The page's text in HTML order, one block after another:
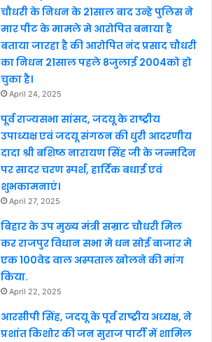
चौधरी के निधन के 21साल बाद उन्हे पुलिस ने
मार पीट के मामले मे आरोपित बनाया है
बताया जारहा है की आरोपित नंद प्रसाद चौधरी
का निधन 21साल पहले 8जुलाई 2004को हो
चुका है।
April 24, 2025
पूर्व राज्यसभा सांसद, जदयू के राष्ट्रीय
उपाध्यक्ष एवं जदयू संगठन की धुरी आदरणीय
दादा श्री बशिष्ठ नारायण सिंह जी के जन्मदिन
पर सादर चरण स्पर्श, हार्दिक बधाई एवं
शुभकामनाएं।
April 27, 2025
बिहार के उप मुख्य मंत्री सम्राट चौधरी मिल
कर राजपुर विधान सभा मे धन सोई बाजार मे
एक 100वेड वाल अस्पताल खोलने की मांग
किया.
April 22, 2025
आरसीपी सिंह, जदयू के पूर्व राष्ट्रीय अध्यक्ष, ने
प्रशांत किशोर की जन सुराज पार्टी में शामिल